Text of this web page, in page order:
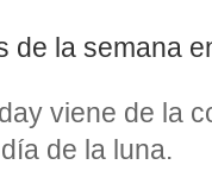
de la semana
viene de la
de la luna.